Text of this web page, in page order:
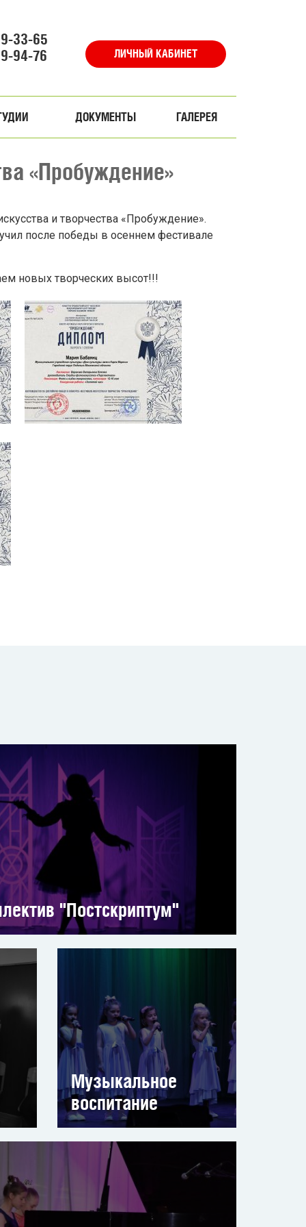
33-65
94-76
ЛИЧНЫЙ КАБИНЕТ
ДОКУМЕНТЫ ГАЛЕРЕЯ
«Пробуждение»
и творчества «Пробуждение».
после победы в осеннем фестивале
новых творческих высот!!!
"Постскриптум"
Музыкальное
воспитание